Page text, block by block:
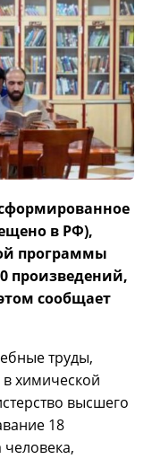
в РФ),
программы
произведений,
сообщает
труды,
химической
высшего
18